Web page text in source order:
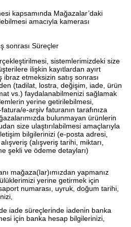
kapsamında Mağazalar’daki
amacıyla kamerası
sonrası Süreçler
sistemlerimizdeki size
ilişkin kayıtlardan ayırt
etmeksizin satış sonrası
(tadilat, lostra, değişim, iade, ürün
vs.) faydalanabilmenizi sağlamak
yerine getirilebilmesi,
e-arşiv faturanın tarafınıza
bulunmayan ürünlerin
size ulaştırılabilmesi amaçlarıyla
bilgilerinizi (e-posta adresi,
(alışveriş tarihi, miktarı,
şekli ve ödeme detayları)
mağaza(lar)ımızdan yapmanız
yerine getirmek için
numarası, uyruk, doğum tarihi,
iade süreçlerinde iadenin banka
için banka hesap bilgilerinizi,